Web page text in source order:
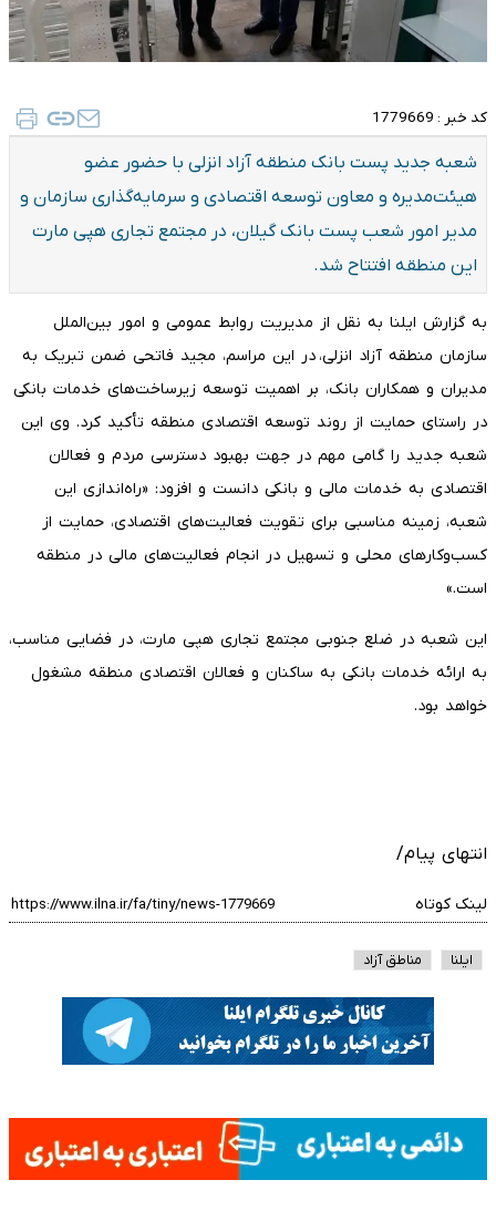
کد خبر : 1779669
شعبه جدید پست‌ بانک منطقه آزاد انزلی با حضور عضو
هیئت‌مدیره و معاون توسعه اقتصادی و سرمایه‌گذاری سازمان و
مدیر امور شعب پست بانک گیلان، در مجتمع تجاری هپی مارت
این منطقه افتتاح شد.
به گزارش ایلنا به نقل از مدیریت روابط عمومی و امور بین‌الملل
سازمان منطقه آزاد انزلی، در این مراسم، مجید فاتحی ضمن تبریک به
مدیران و همکاران بانک، بر اهمیت توسعه زیرساخت‌های خدمات بانکی
در راستای حمایت از روند توسعه اقتصادی منطقه تأکید کرد. وی این
شعبه جدید را گامی مهم در جهت بهبود دسترسی مردم و فعالان
اقتصادی به خدمات مالی و بانکی دانست و افزود: «راه‌اندازی این
شعبه، زمینه مناسبی برای تقویت فعالیت‌های اقتصادی، حمایت از
کسب‌وکارهای محلی و تسهیل در انجام فعالیت‌های مالی در منطقه
است.»
این شعبه در ضلع جنوبی مجتمع تجاری هپی مارت، در فضایی مناسب،
به ارائه خدمات بانکی به ساکنان و فعالان اقتصادی منطقه مشغول
خواهد بود.
انتهای پیام/
لینک کوتاه
ایلنا مناطق آزاد